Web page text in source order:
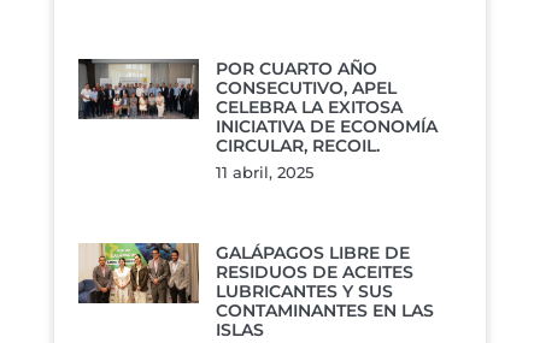
POR CUARTO AÑO
CONSECUTIVO, APEL
CELEBRA LA EXITOSA
INICIATIVA DE ECONOMÍA
CIRCULAR, RECOIL.
11 abril, 2025
GALÁPAGOS LIBRE DE
RESIDUOS DE ACEITES
LUBRICANTES Y SUS
CONTAMINANTES EN LAS
ISLAS